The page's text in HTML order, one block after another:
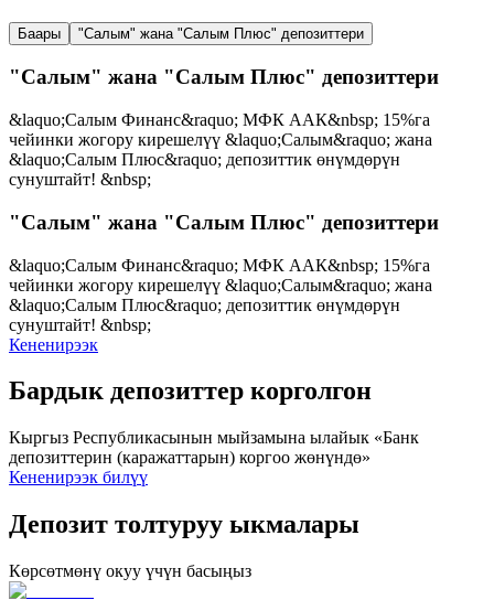
Баары "Салым" жана "Салым Плюс" депозиттери
"Салым" жана "Салым Плюс" депозиттери
&laquo;Салым Финанс&raquo; МФК ААК&nbsp; 15%га
чейинки жогору кирешелүү &laquo;Салым&raquo; жана
&laquo;Салым Плюс&raquo; депозиттик өнүмдөрүн
сунуштайт! &nbsp;
"Салым" жана "Салым Плюс" депозиттери
&laquo;Салым Финанс&raquo; МФК ААК&nbsp; 15%га
чейинки жогору кирешелүү &laquo;Салым&raquo; жана
&laquo;Салым Плюс&raquo; депозиттик өнүмдөрүн
сунуштайт! &nbsp;
Кененирээк
Бардык депозиттер корголгон
Кыргыз Республикасынын мыйзамына ылайык «Банк
депозиттерин (каражаттарын) коргоо жөнүндө»
Кененирээк билүү
Депозит толтуруу ыкмалары
Көрсөтмөнү окуу үчүн басыңыз